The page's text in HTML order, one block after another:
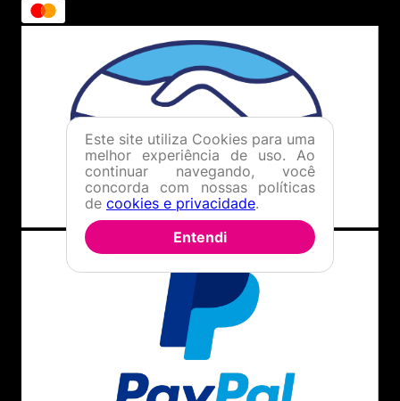
Este site utiliza Cookies para uma
melhor experiência de uso. Ao
continuar navegando, você
concorda com nossas políticas
de cookies e privacidade.
Entendi